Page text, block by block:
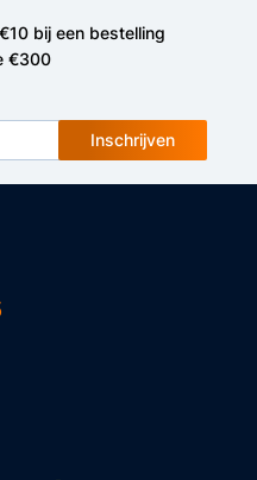
bij een bestelling
€300
Inschrijven